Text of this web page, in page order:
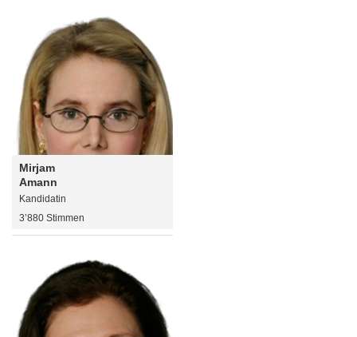
Mirjam
Amann
Kandidatin
3’880 Stimmen